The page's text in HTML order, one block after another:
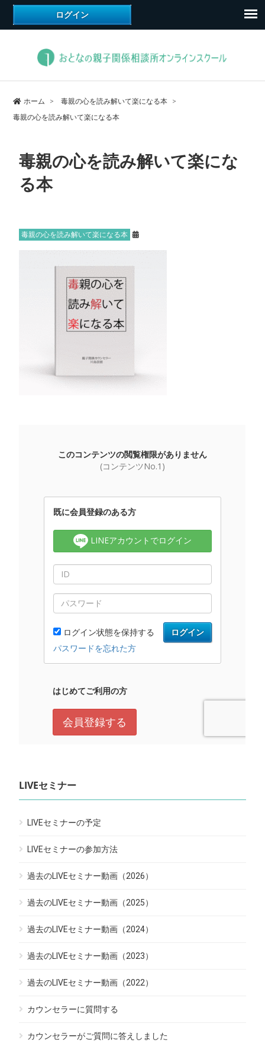
ホーム
毒親の心を読み解いて楽になる本
毒親の心を読み解いて楽になる本
毒親の心を読み解いて楽にな
る本
毒親の心を読み解いて楽になる本
LIVEセミナー
LIVEセミナーの予定
LIVEセミナーの参加方法
過去のLIVEセミナー動画（2026）
過去のLIVEセミナー動画（2025）
過去のLIVEセミナー動画（2024）
過去のLIVEセミナー動画（2023）
過去のLIVEセミナー動画（2022）
カウンセラーに質問する
カウンセラーがご質問に答えしました